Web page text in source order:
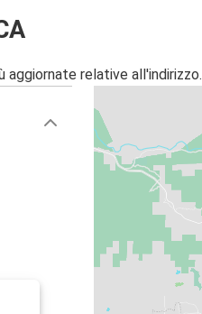
relative all'indirizzo.